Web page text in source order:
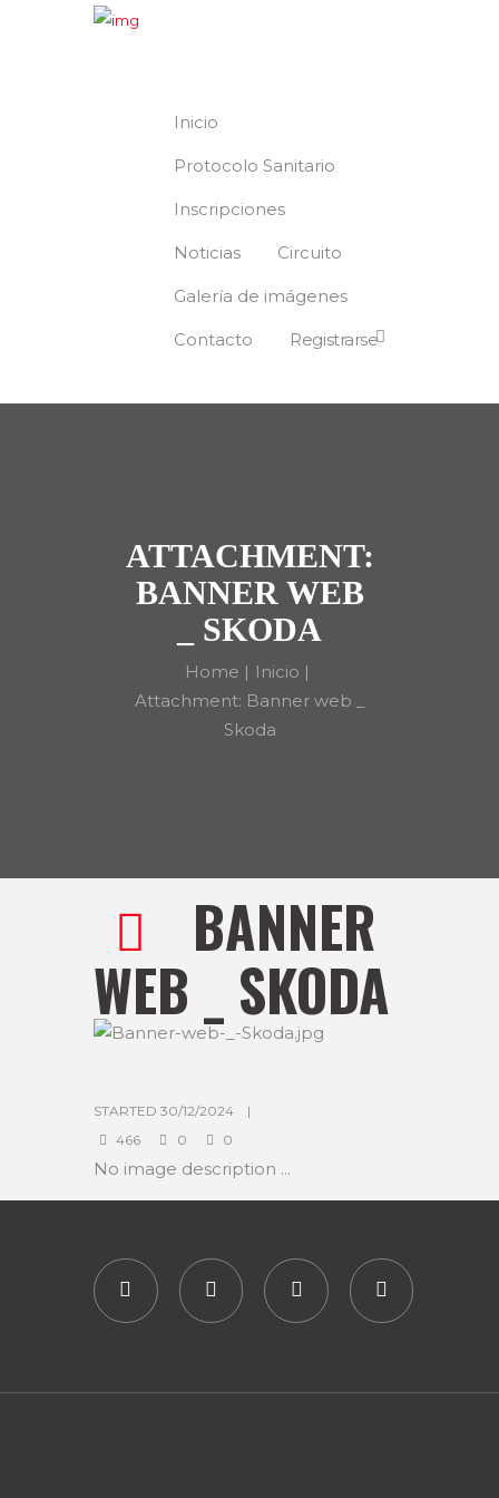
Inicio
Protocolo Sanitario
Inscripciones
Noticias Circuito
Galería de imágenes
Contacto Registrarse
ATTACHMENT:
BANNER WEB
_ SKODA
Home
Inicio
Attachment: Banner web _
Skoda
BANNER
WEB _ SKODA
STARTED 30/12/2024
466
0 0
No image description ...